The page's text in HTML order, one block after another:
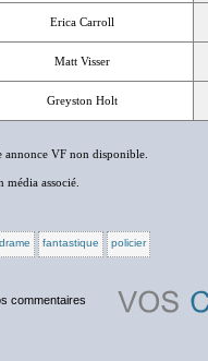
Erica Carroll
Matt Visser
Greyston Holt
annonce VF non disponible.
média associé.
drame fantastique policier